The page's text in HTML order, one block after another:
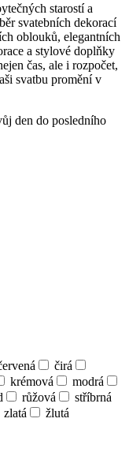
starostí a
svatebních dekorací
oblouků, elegantních
a stylové doplňky
čas, ale i rozpočet,
svatbu promění v
den do posledního
čirá
krémová
modrá
růžová
stříbrná
zlatá žlutá